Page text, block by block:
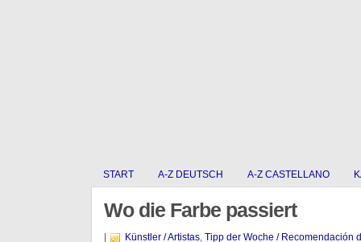
START A-Z DEUTSCH A-Z CASTELLANO
Wo die Farbe passiert
Künstler / Artistas, Tipp der Woche / Recomendación